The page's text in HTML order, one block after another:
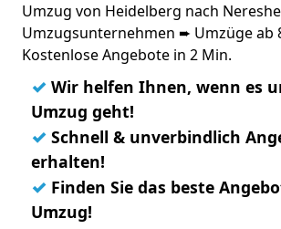
Umzug von Heidelberg nach
Umzugsunternehmen ➨ Umzüge ab
Kostenlose Angebote in 2 Min.
✓ Wir helfen Ihnen, wenn es
Umzug geht!
✓ Schnell & unverbindlich
erhalten!
✓ Finden Sie das beste
Umzug!